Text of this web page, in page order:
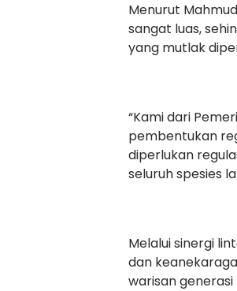
Menurut
sangat luas,
yang mutlak
“Kami dari
pembentukan
diperlukan
seluruh spesies
Melalui sinergi
dan
warisan